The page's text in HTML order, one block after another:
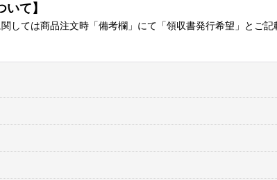
いて】
しては商品注文時「備考欄」にて「領収書発行希望」とご記